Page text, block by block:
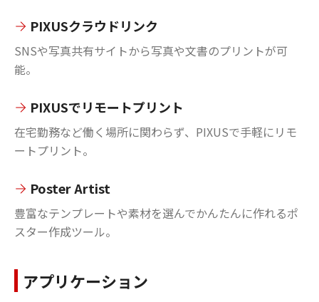
PIXUSクラウドリンク
SNSや写真共有サイトから写真や文書のプリントが可
能。
PIXUSでリモートプリント
在宅勤務など働く場所に関わらず、PIXUSで手軽にリモ
ートプリント。
Poster Artist
豊富なテンプレートや素材を選んでかんたんに作れるポ
スター作成ツール。
アプリケーション